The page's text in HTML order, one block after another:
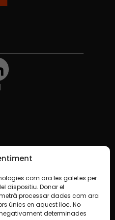
com ara les galetes per
dispositiu. Donar el
processar dades com ara
únics en aquest lloc. No
determinades